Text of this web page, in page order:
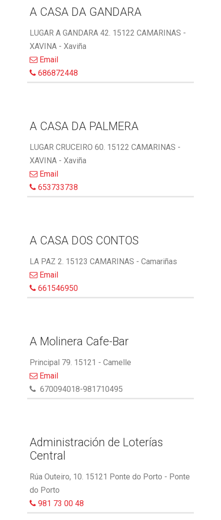
A CASA DA GANDARA
LUGAR A GANDARA 42. 15122 CAMARINAS -
XAVINA - Xaviña
Email
686872448
A CASA DA PALMERA
LUGAR CRUCEIRO 60. 15122 CAMARINAS -
XAVINA - Xaviña
Email
653733738
A CASA DOS CONTOS
LA PAZ 2. 15123 CAMARINAS - Camariñas
Email
661546950
A Molinera Cafe-Bar
Principal 79. 15121 - Camelle
Email
670094018-981710495
Administración de Loterías
Central
Rúa Outeiro, 10. 15121 Ponte do Porto - Ponte
do Porto
981 73 00 48